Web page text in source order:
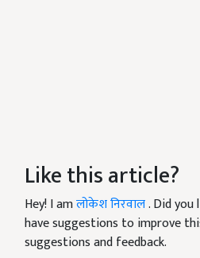
Like this article?
Hey! I amलोकेश निरवाल. Did
have suggestions to improve
suggestions and feedback.